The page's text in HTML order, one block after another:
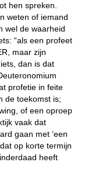
hen spreken.
weten of iemand
wel de waarheid
“als een profeet
maar zijn
dan is dat
profetie in feite
de toekomst is;
of een oproep
vaak dat
gaan met ‘een
op korte termijn
heeft